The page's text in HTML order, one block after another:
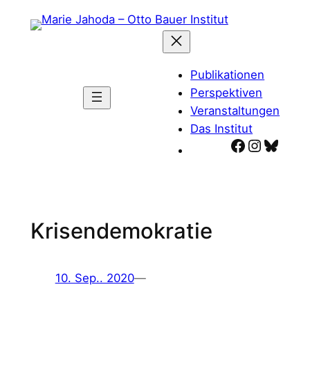
Inhalt
Publikationen
Perspektiven
Veranstaltungen
Das Institut
Facebook
Krisendemokratie
10. Sep.. 2020—